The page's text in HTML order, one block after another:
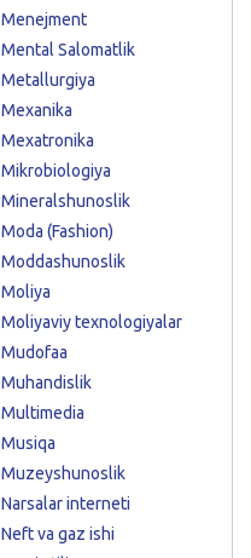
Menejment
Mental Salomatlik
Metallurgiya
Mexanika
Mexatronika
Mikrobiologiya
Mineralshunoslik
Moda (Fashion)
Moddashunoslik
Moliya
Moliyaviy texnologiyalar
Mudofaa
Muhandislik
Multimedia
Musiqa
Muzeyshunoslik
Narsalar interneti
Neft va gaz ishi